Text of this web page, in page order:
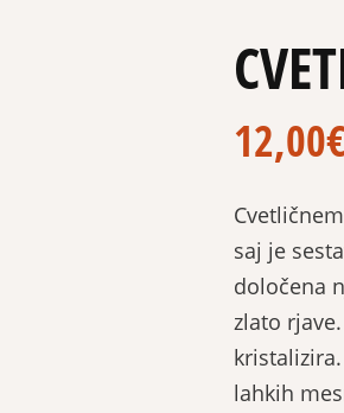
12,00
saj je
določena
zlato
lahkih